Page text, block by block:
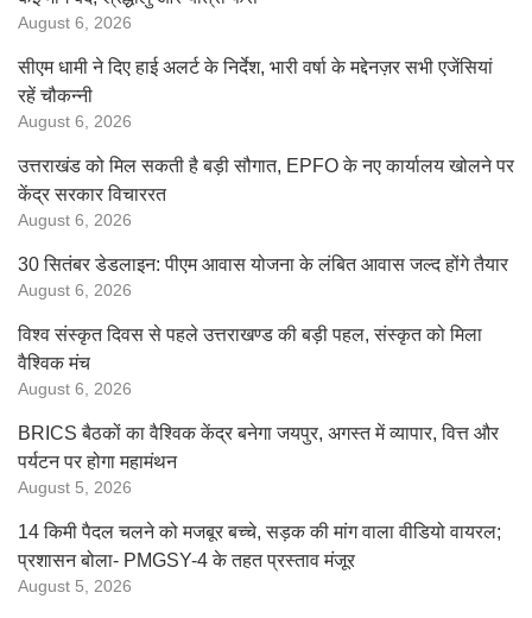
August 6, 2026
सीएम धामी ने दिए हाई अलर्ट के निर्देश, भारी वर्षा के मद्देनज़र सभी एजेंसियां
रहें चौकन्नी
August 6, 2026
उत्तराखंड को मिल सकती है बड़ी सौगात, EPFO के नए कार्यालय खोलने पर
केंद्र सरकार विचाररत
August 6, 2026
30 सितंबर डेडलाइन: पीएम आवास योजना के लंबित आवास जल्द होंगे तैयार
August 6, 2026
विश्व संस्कृत दिवस से पहले उत्तराखण्ड की बड़ी पहल, संस्कृत को मिला
वैश्विक मंच
August 6, 2026
BRICS बैठकों का वैश्विक केंद्र बनेगा जयपुर, अगस्त में व्यापार, वित्त और
पर्यटन पर होगा महामंथन
August 5, 2026
14 किमी पैदल चलने को मजबूर बच्चे, सड़क की मांग वाला वीडियो वायरल;
प्रशासन बोला- PMGSY-4 के तहत प्रस्ताव मंजूर
August 5, 2026